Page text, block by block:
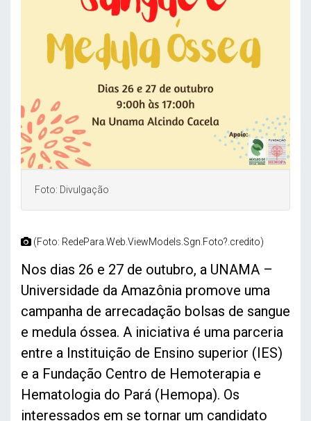
Foto: Divulgação
(Foto: RedePara.Web.ViewModels.Sgn.Foto?.credito)
Nos dias 26 e 27 de outubro, a UNAMA –
Universidade da Amazônia promove uma
campanha de arrecadação bolsas de sangue
e medula óssea. A iniciativa é uma parceria
entre a Instituição de Ensino superior (IES)
e a Fundação Centro de Hemoterapia e
Hematologia do Pará (Hemopa). Os
interessados em se tornar um candidato